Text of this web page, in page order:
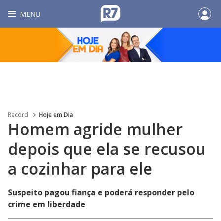
MENU
Record Hoje em Dia
Homem agride mulher
depois que ela se recusou
a cozinhar para ele
Suspeito pagou fiança e poderá responder pelo
crime em liberdade